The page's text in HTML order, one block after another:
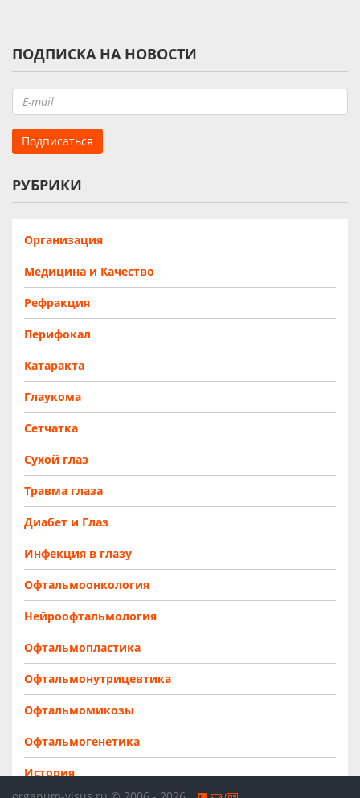
ПОДПИСКА НА НОВОСТИ
РУБРИКИ
Организация
Медицина и Качество
Рефракция
Перифокал
Катаракта
Глаукома
Сетчатка
Сухой глаз
Травма глаза
Диабет и Глаз
Инфекция в глазу
Офтальмоонкология
Нейроофтальмология
Офтальмопластика
Офтальмонутрицевтика
Офтальмомикозы
Офтальмогенетика
История